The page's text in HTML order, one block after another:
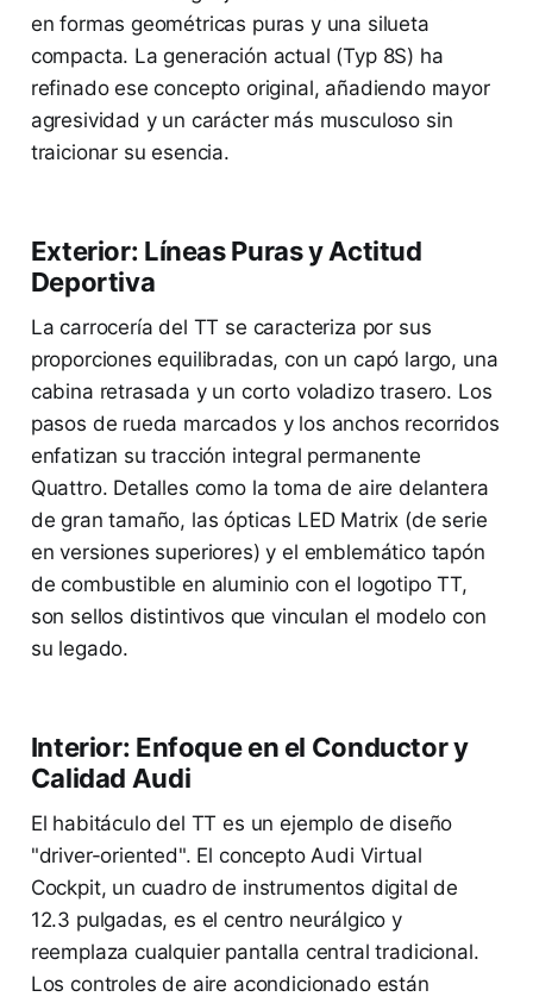
en formas geométricas puras y una silueta
compacta. La generación actual (Typ 8S) ha
refinado ese concepto original, añadiendo mayor
agresividad y un carácter más musculoso sin
traicionar su esencia.
Exterior: Líneas Puras y Actitud
Deportiva
La carrocería del TT se caracteriza por sus
proporciones equilibradas, con un capó largo, una
cabina retrasada y un corto voladizo trasero. Los
pasos de rueda marcados y los anchos recorridos
enfatizan su tracción integral permanente
Quattro. Detalles como la toma de aire delantera
de gran tamaño, las ópticas LED Matrix (de serie
en versiones superiores) y el emblemático tapón
de combustible en aluminio con el logotipo TT,
son sellos distintivos que vinculan el modelo con
su legado.
Interior: Enfoque en el Conductor y
Calidad Audi
El habitáculo del TT es un ejemplo de diseño
"driver-oriented". El concepto Audi Virtual
Cockpit, un cuadro de instrumentos digital de
12.3 pulgadas, es el centro neurálgico y
reemplaza cualquier pantalla central tradicional.
Los controles de aire acondicionado están